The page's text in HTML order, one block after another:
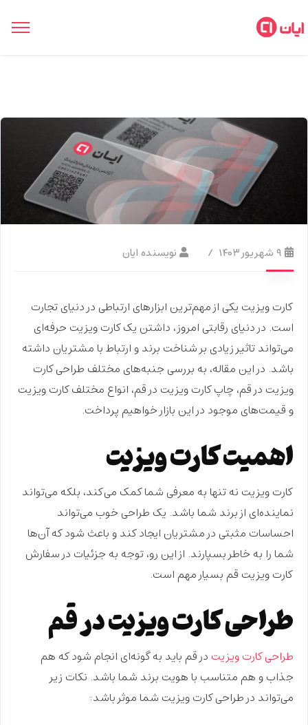
۹ شهریور ۱۴۰۳ نویسنده ایان
کارت ویزیت یکی از مهم‌ترین ابزارهای ارتباطی در دنیای تجارت
است. در دنیای رقابتی امروز، داشتن یک کارت ویزیت حرفه‌ای
می‌تواند تاثیر زیادی بر شناخت برند و ارتباط با مشتریان داشته
باشد. در این مقاله، به بررسی جنبه‌های مختلف طراحی کارت
ویزیت در قم، چاپ کارت ویزیت در قم، انواع مختلف کارت ویزیت
و قیمت‌های موجود در این بازار خواهیم پرداخت.
اهمیت کارت ویزیت
کارت ویزیت نه تنها به معرفی شما کمک می‌کند، بلکه می‌تواند
نماینده‌ای از برند شما باشد. یک طراحی خوب می‌تواند
احساسات مثبتی در مشتریان ایجاد کند و باعث شود که آن‌ها
شما را به خاطر بسپارند. از این رو، توجه به جزئیات درسفارش
کارت ویزیت قم بسیار مهم است.
طراحی کارت ویزیت در قم
طراحی کارت ویزیت در قم باید به گونه‌ای انجام شود که هم
جذاب و هم متناسب با هویت برند شما باشد. نکات زیر
می‌تواند در طراحی کارت ویزیت شما موثر باشد: